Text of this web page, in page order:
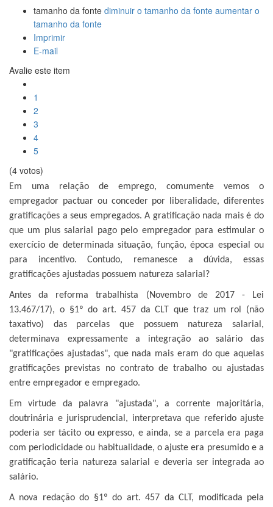
tamanho da fonte diminuir o tamanho da fonte aumentar o
tamanho da fonte
Imprimir
E-mail
Avalie este item
1
2
3
4
5
(4 votos)
Em uma relação de emprego, comumente vemos o
empregador pactuar ou conceder por liberalidade, diferentes
gratificações a seus empregados. A gratificação nada mais é do
que um plus salarial pago pelo empregador para estimular o
exercício de determinada situação, função, época especial ou
para incentivo. Contudo, remanesce a dúvida, essas
gratificações ajustadas possuem natureza salarial?
Antes da reforma trabalhista (Novembro de 2017 - Lei
13.467/17), o §1º do art. 457 da CLT que traz um rol (não
taxativo) das parcelas que possuem natureza salarial,
determinava expressamente a integração ao salário das
"gratificações ajustadas", que nada mais eram do que aquelas
gratificações previstas no contrato de trabalho ou ajustadas
entre empregador e empregado.
Em virtude da palavra "ajustada", a corrente majoritária,
doutrinária e jurisprudencial, interpretava que referido ajuste
poderia ser tácito ou expresso, e ainda, se a parcela era paga
com periodicidade ou habitualidade, o ajuste era presumido e a
gratificação teria natureza salarial e deveria ser integrada ao
salário.
A nova redação do §1º do art. 457 da CLT, modificada pela